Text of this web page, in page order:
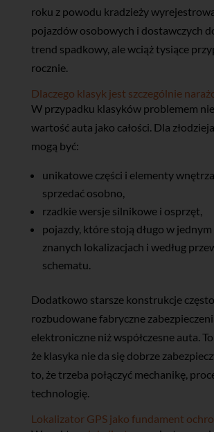
roku z powodu kradzieży
pojazdów osobowych i dostawczych
trend spadkowy, ale wciąż tysiące
rocznie.
Dlaczego klasyk jest szczególnie
W przypadku klasyków problemem
wartość auta jako całości. Dla
mogą być:
unikatowe części i elementy
sprzedać osobno,
rzadkie wersje silnikowe i osprzęt,
pojazdy, które stoją długo w
znanych lokalizacjach i według
schematu.
Dodatkowo starsze konstrukcje
rozbudowane fabryczne
elektroniczne niż współczesne auta. To
że klasyka nie da się dobrze
to, że trzeba połączyć mechanikę,
technologię.
Lokalizator GPS jako fundament